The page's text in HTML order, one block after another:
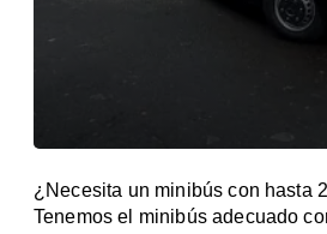
¿Necesita un minibús con hasta
Tenemos el minibús adecuado